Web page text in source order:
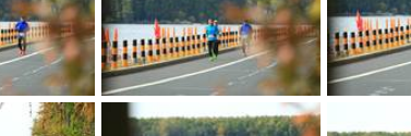
bedusQGQazj3c3QRs0uJmjmzyzvq4SjAS4j4B78B8Ew_Y9NaJsoeiVbK-gPssqiL bedusQGQazj3c3QRs0uJmq4tX9VzsmBNkhm-SGFwGtuts25Pz05SOsE9HQUsWB-G